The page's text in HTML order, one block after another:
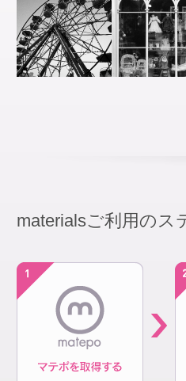
materialsご利用のス